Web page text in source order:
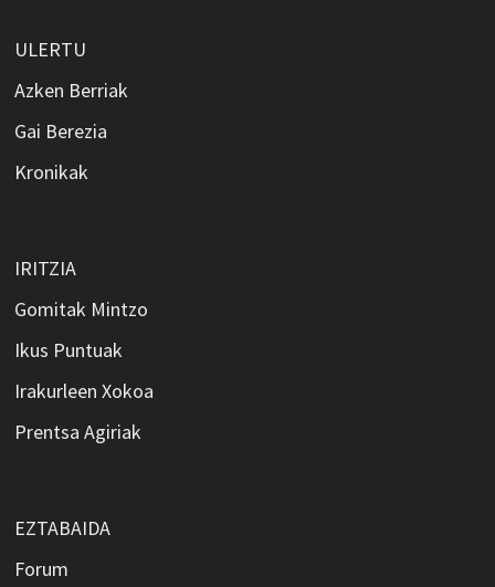
ULERTU
Azken Berriak
Gai Berezia
Kronikak
IRITZIA
Gomitak Mintzo
Ikus Puntuak
Irakurleen Xokoa
Prentsa Agiriak
EZTABAIDA
Forum